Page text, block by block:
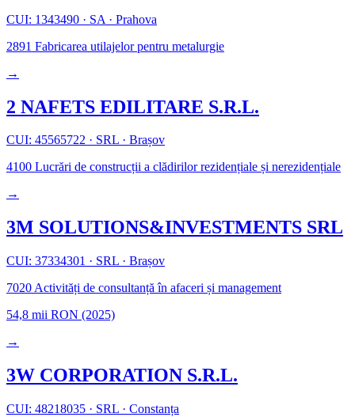
CUI: 1343490 · SA · Prahova
2891 Fabricarea utilajelor pentru metalurgie
→
2 NAFETS EDILITARE S.R.L.
CUI: 45565722 · SRL · Brașov
4100 Lucrări de construcții a clădirilor rezidențiale și nerezidențiale
→
3M SOLUTIONS&INVESTMENTS SRL
CUI: 37334301 · SRL · Brașov
7020 Activități de consultanță în afaceri și management
54,8 mii RON (2025)
→
3W CORPORATION S.R.L.
CUI: 48218035 · SRL · Constanța